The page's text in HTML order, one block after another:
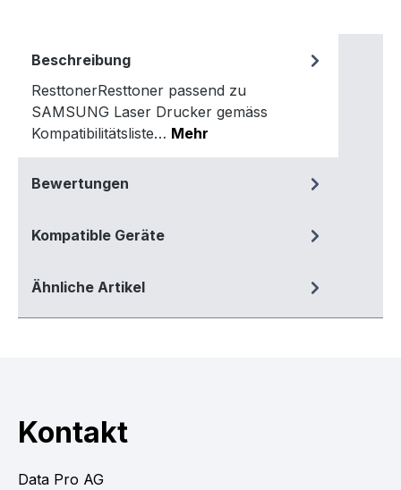
Beschreibung
ResttonerResttoner passend zu
SAMSUNG Laser Drucker gemäss
Kompatibilitätsliste… Mehr
Bewertungen
Kompatible Geräte
Ähnliche Artikel
Kontakt
Data Pro AG